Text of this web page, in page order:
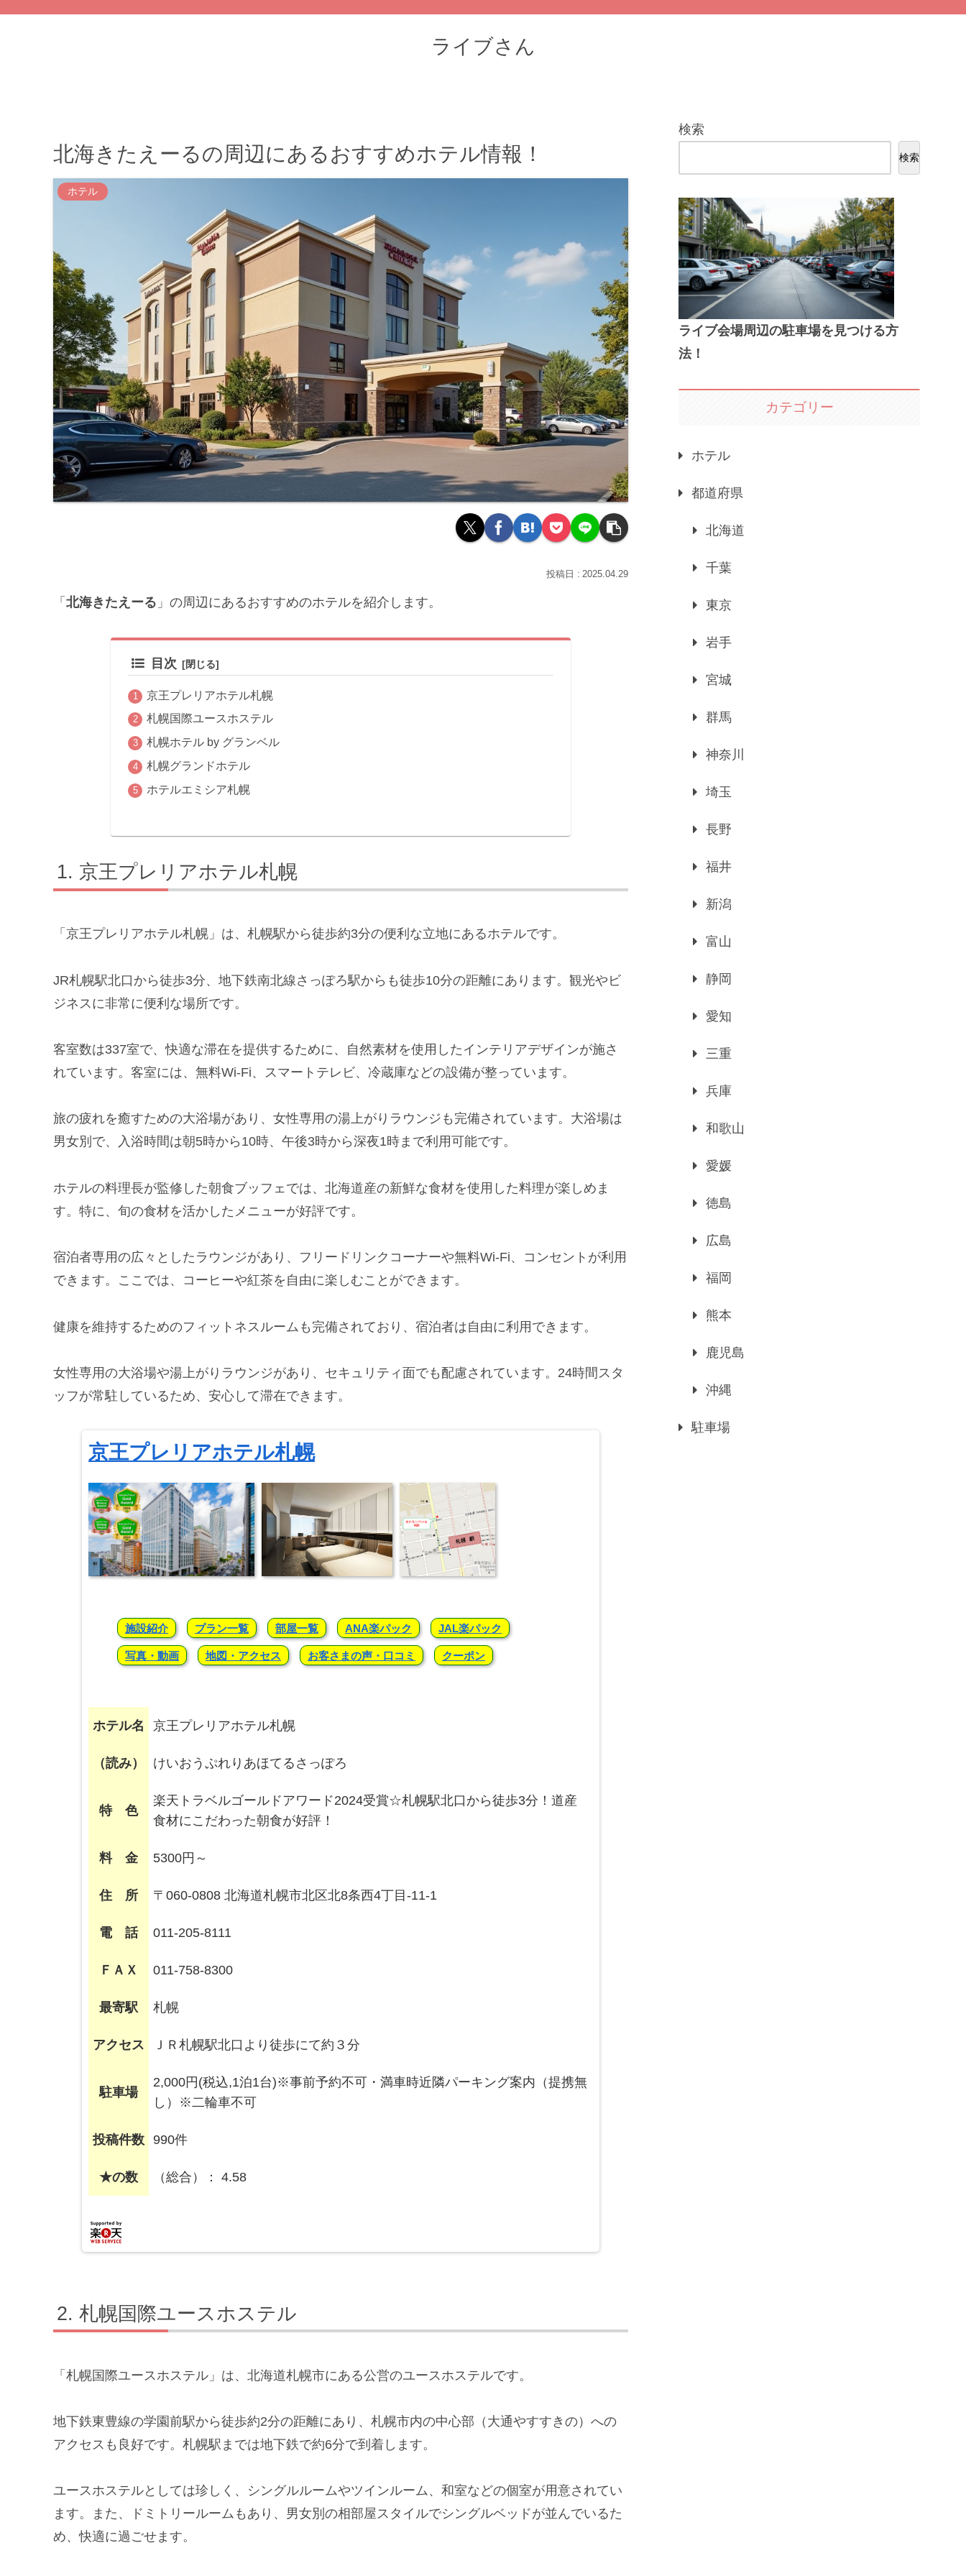
ライブさん
北海きたえーるの周辺にあるおすすめホテル情報！
ホテル
2025.04.29
「 北海きたえーる 」の周辺にあるおすすめのホテルを紹介します。
目次
京王プレリアホテル札幌
札幌国際ユースホステル
札幌ホテル by グランベル
札幌グランドホテル
ホテルエミシア札幌
京王プレリアホテル札幌
「京王プレリアホテル札幌」は、札幌駅から徒歩約3分の便利な立地にあるホテルです。
JR札幌駅北口から徒歩3分、地下鉄南北線さっぽろ駅からも徒歩10分の距離にあります。観光やビ
ジネスに非常に便利な場所です。
客室数は337室で、快適な滞在を提供するために、自然素材を使用したインテリアデザインが施さ
れています。客室には、無料Wi-Fi、スマートテレビ、冷蔵庫などの設備が整っています。
旅の疲れを癒すための大浴場があり、女性専用の湯上がりラウンジも完備されています。大浴場は
男女別で、入浴時間は朝5時から10時、午後3時から深夜1時まで利用可能です。
ホテルの料理長が監修した朝食ブッフェでは、北海道産の新鮮な食材を使用した料理が楽しめま
す。特に、旬の食材を活かしたメニューが好評です。
宿泊者専用の広々としたラウンジがあり、フリードリンクコーナーや無料Wi-Fi、コンセントが利用
できます。ここでは、コーヒーや紅茶を自由に楽しむことができます。
健康を維持するためのフィットネスルームも完備されており、宿泊者は自由に利用できます。
女性専用の大浴場や湯上がりラウンジがあり、セキュリティ面でも配慮されています。24時間スタ
ッフが常駐しているため、安心して滞在できます。
京王プレリアホテル札幌
施設紹介 プラン一覧 部屋一覧 ANA楽パック JAL楽パック
写真・動画 地図・アクセス お客さまの声・口コミ クーポン
ホテル名 京王プレリアホテル札幌
（読み） けいおうぷれりあほてるさっぽろ
特 色
楽天トラベルゴールドアワード2024受賞☆札幌駅北口から徒歩3分！道産
食材にこだわった朝食が好評！
料 金 5300円～
住 所 〒060-0808 北海道札幌市北区北8条西4丁目-11-1
電 話 011-205-8111
ＦＡＸ 011-758-8300
最寄駅 札幌
アクセス ＪＲ札幌駅北口より徒歩にて約３分
駐車場
2,000円(税込,1泊1台)※事前予約不可・満車時近隣パーキング案内（提携無
し）※二輪車不可
投稿件数 990件
★の数 （総合）： 4.58
札幌国際ユースホステル
「札幌国際ユースホステル」は、北海道札幌市にある公営のユースホステルです。
地下鉄東豊線の学園前駅から徒歩約2分の距離にあり、札幌市内の中心部（大通やすすきの）への
アクセスも良好です。札幌駅までは地下鉄で約6分で到着します。
ユースホステルとしては珍しく、シングルルームやツインルーム、和室などの個室が用意されてい
ます。また、ドミトリールームもあり、男女別の相部屋スタイルでシングルベッドが並んでいるた
め、快適に過ごせます。
検索
検索
ライブ会場周辺の駐車場を見つける方
法！
カテゴリー
ホテル
都道府県
北海道
千葉
東京
岩手
宮城
群馬
神奈川
埼玉
長野
福井
新潟
富山
静岡
愛知
三重
兵庫
和歌山
愛媛
徳島
広島
福岡
熊本
鹿児島
沖縄
駐車場